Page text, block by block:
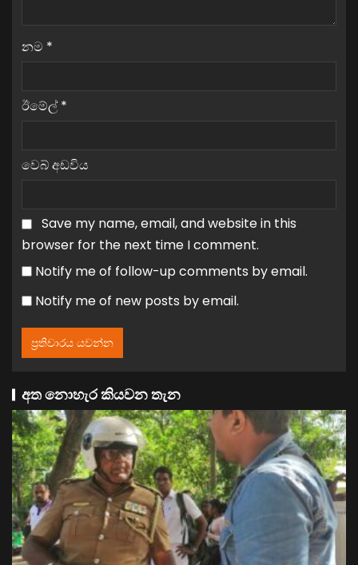
නම *
ඊමේල් *
වෙබ් අඩවිය
Save my name, email, and website in this
browser for the next time I comment.
Notify me of follow-up comments by email.
Notify me of new posts by email.
අත නොහැර කියවන තැන